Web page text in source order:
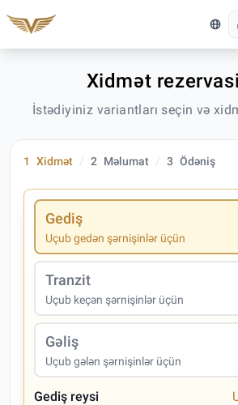
Xidmət
İstədiyiniz variantları seçin və
1 Xidmət 2 Məlumat 3 Ödəniş
Gediş
Uçub gedən şərnişinlər üçün
Tranzit
Uçub keçən şərnişinlər üçün
Gəliş
Uçub gələn şərnişinlər üçün
Gediş reysi